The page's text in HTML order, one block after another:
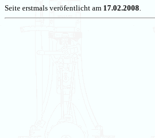
Seite erstmals veröfentlicht am 17.02.2008.